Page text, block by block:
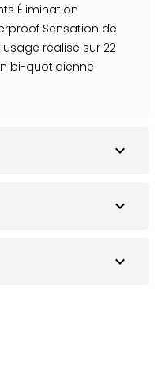
Élimination
Sensation de
réalisé sur 22
bi-quotidienne
expand_more
expand_more
expand_more